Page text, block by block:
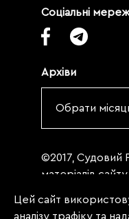
Соціальні
Архіви
Обрати
©2017, Судовий
матеріалів
«Судовий
Цей сайт
аналізу трафіку та